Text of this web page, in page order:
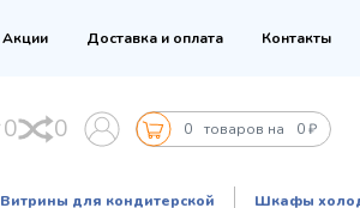
Акции Доставка и оплата Контакты
0 0 0 товаров на 0 ₽
Витрины для кондитерской Шкафы